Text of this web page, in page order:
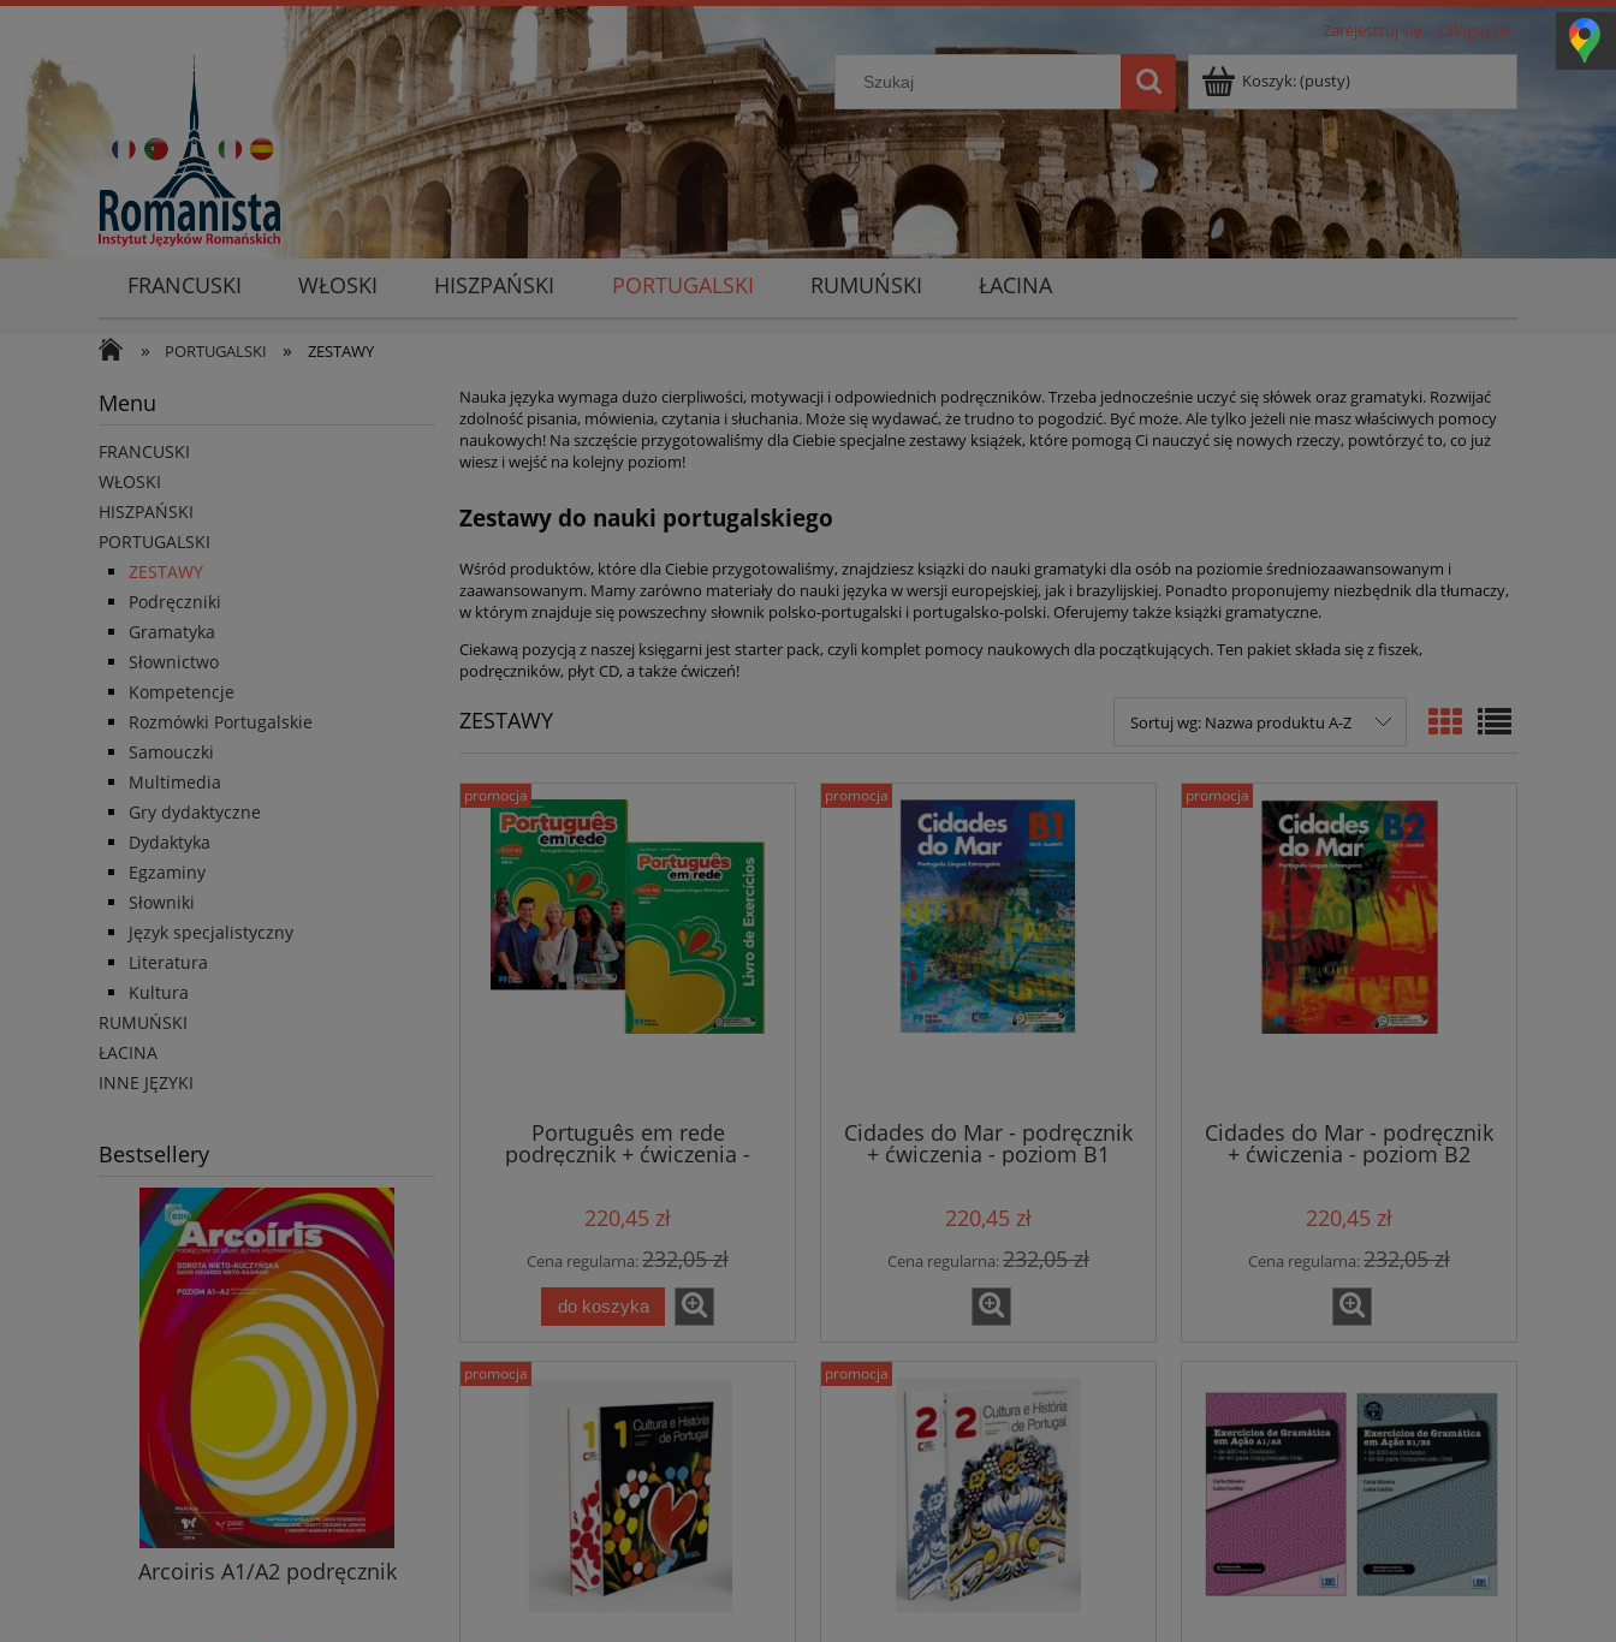
Zarejestruj się Zaloguj się
Koszyk:(pusty)
FRANCUSKI WŁOSKI HISZPAŃSKI PORTUGALSKI RUMUŃSKI ŁACINA
» PORTUGALSKI » ZESTAWY
Menu
FRANCUSKI
WŁOSKI
HISZPAŃSKI
PORTUGALSKI
ZESTAWY
Podręczniki
Gramatyka
Słownictwo
Kompetencje
Rozmówki Portugalskie
Samouczki
Multimedia
Gry dydaktyczne
Dydaktyka
Egzaminy
Słowniki
Język specjalistyczny
Literatura
Kultura
RUMUŃSKI
ŁACINA
INNE JĘZYKI
Bestsellery
Arcoiris A1/A2 podręcznik
Nowy język francuski łatwo i
przyjemnie samouczek A1-B2 +
Spazio italia 1 podręcznik +
ćwiczenia + DVD
Grammaire progressive du
français niveau intermédiaire
Grammatica
Nauka języka wymaga dużo cierpliwości, motywacji i odpowiednich podręczników. Trzeba jednocześnie uczyć się słówek oraz gramatyki. Rozwijać
zdolność pisania, mówienia, czytania i słuchania. Może się wydawać, że trudno to pogodzić. Być może. Ale tylko jeżeli nie masz właściwych pomocy
naukowych! Na szczęście przygotowaliśmy dla Ciebie specjalne zestawy książek, które pomogą Ci nauczyć się nowych rzeczy, powtórzyć to, co już
wiesz i wejść na kolejny poziom!
Zestawy do nauki portugalskiego
Wśród produktów, które dla Ciebie przygotowaliśmy, znajdziesz książki do nauki gramatyki dla osób na poziomie średniozaawansowanym i
zaawansowanym. Mamy zarówno materiały do nauki języka w wersji europejskiej, jak i brazylijskiej. Ponadto proponujemy niezbędnik dla tłumaczy,
w którym znajduje się powszechny słownik polsko-portugalski i portugalsko-polski. Oferujemy także książki gramatyczne.
Ciekawą pozycją z naszej księgarni jest starter pack, czyli komplet pomocy naukowych dla początkujących. Ten pakiet składa się z fiszek,
podręczników, płyt CD, a także ćwiczeń!
ZESTAWY Sortuj wg: Nazwa produktu A-Z
Português em rede
podręcznik + ćwiczenia -
220,45 zł
Cena regularna:232,05 zł
do koszyka
promocja
Cidades do Mar - podręcznik
+ ćwiczenia - poziom B1
220,45 zł
Cena regularna:232,05 zł
promocja
Cidades do Mar - podręcznik
+ ćwiczenia - poziom B2
220,45 zł
Cena regularna:232,05 zł
promocja
promocja promocja